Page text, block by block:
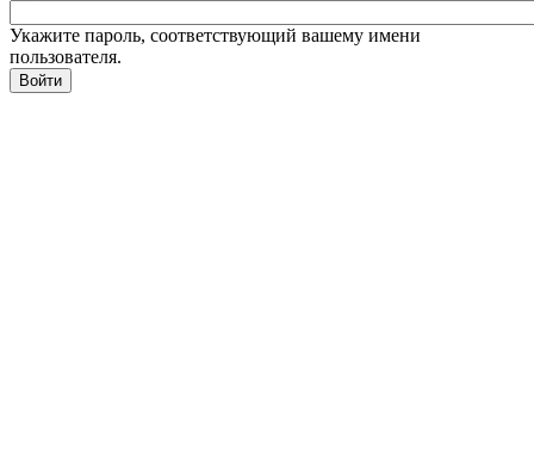
Укажите пароль, соответствующий вашему имени
пользователя.